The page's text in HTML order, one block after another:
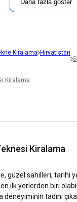
Daha fazla göster
Kiralama Hırvatistan
Kiralama
Kiralama
güzel sahilleri, tarihi
ilk yerlerden biri
tadını